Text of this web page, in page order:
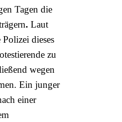
Tagen die
. Laut
dieses
zu
wegen
Ein junger
einer